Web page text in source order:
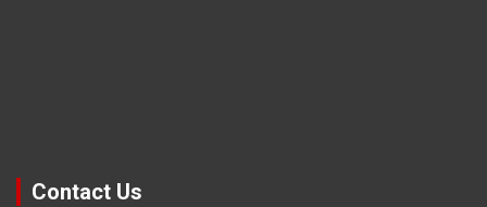
Contact Us